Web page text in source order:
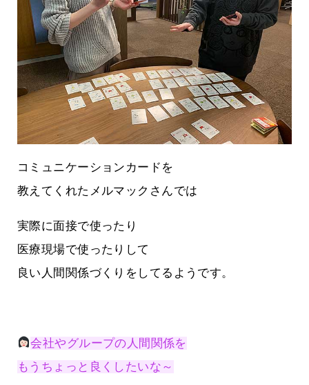
コミュニケーションカードを
教えてくれたメルマックさんでは
実際に面接で使ったり
医療現場で使ったりして
良い人間関係づくりをしてるようです。
会社やグループの人間関係を
もうちょっと良くしたいな～